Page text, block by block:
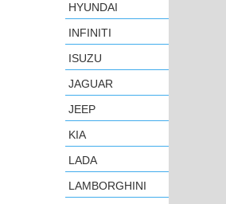
HYUNDAI
INFINITI
ISUZU
JAGUAR
JEEP
KIA
LADA
LAMBORGHINI